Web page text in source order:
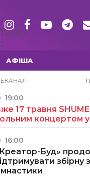
АФІША
15
19:00
17 травня
концертом у
16:00
Буд»
збірну